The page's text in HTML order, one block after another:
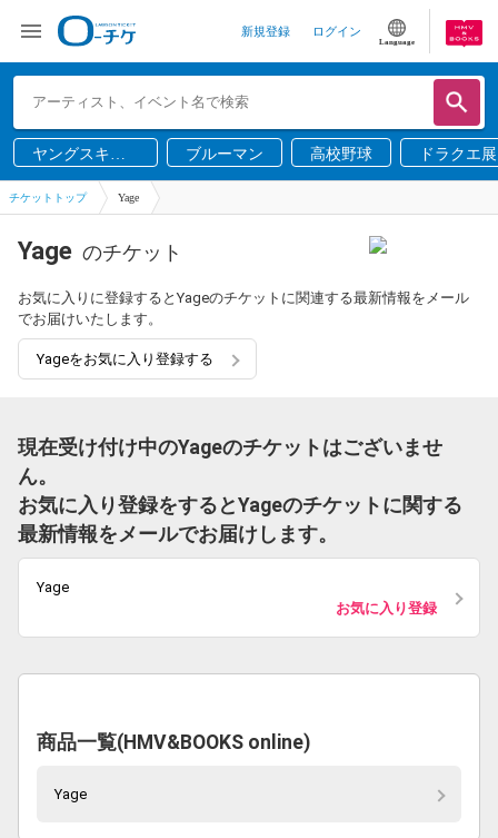
新規登録 ログイン
Language
ヤングスキニ
ー
ブルーマン 高校野球 ドラクエ展
チケットトップ Yage
Yage のチケット
お気に入りに登録するとYageのチケットに関連する最新情報をメール
でお届けいたします。
Yageをお気に入り登録する
現在受け付け中のYageのチケットはございませ
ん。
お気に入り登録をするとYageのチケットに関する
最新情報をメールでお届けします。
Yage
お気に入り登録
商品一覧(HMV&BOOKS online)
Yage